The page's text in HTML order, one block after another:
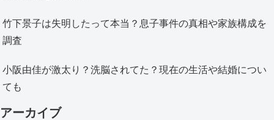
竹下景子は失明したって本当？息子事件の真相や家族構成を
調査
小阪由佳が激太り？洗脳されてた？現在の生活や結婚につい
ても
アーカイブ